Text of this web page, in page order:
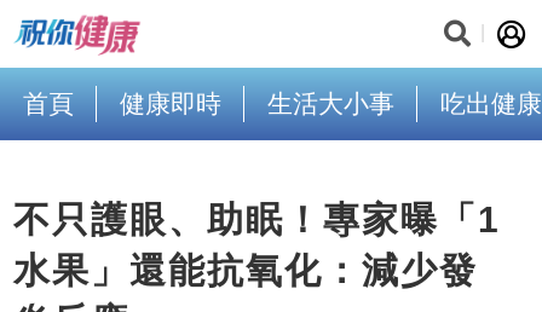
首頁 健康即時 生活大小事 吃出健康
不只護眼、助眠！專家曝「1
水果」還能抗氧化：減少發